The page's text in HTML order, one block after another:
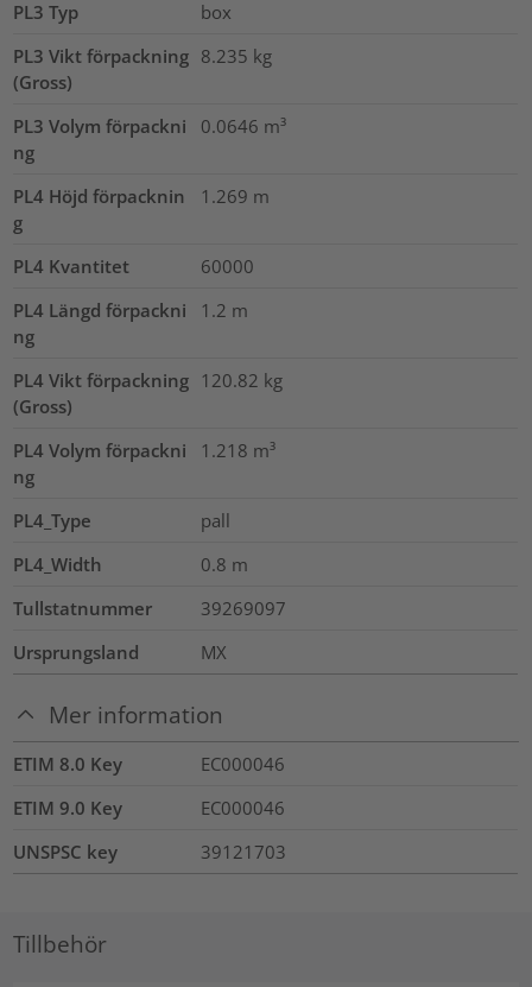
PL3 Typ
box
PL3 Vikt förpackning
(Gross)
8.235 kg
PL3 Volym förpackni
ng
0.0646 m³
PL4 Höjd förpacknin
g
1.269 m
PL4 Kvantitet
60000
PL4 Längd förpackni
ng
1.2 m
PL4 Vikt förpackning
(Gross)
120.82 kg
PL4 Volym förpackni
ng
1.218 m³
PL4_Type
pall
PL4_Width
0.8 m
Tullstatnummer
39269097
Ursprungsland
MX
Mer information
ETIM 8.0 Key
EC000046
ETIM 9.0 Key
EC000046
UNSPSC key
39121703
Tillbehör